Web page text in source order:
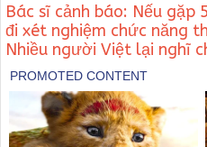
Bác sĩ cảnh báo: Nếu gặp
đi xét nghiệm chức năng
Nhiều người Việt lại nghĩ